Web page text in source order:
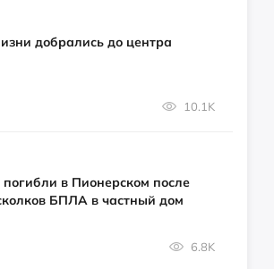
добрались до центра
10.1K
погибли в Пионерском после
БПЛА в частный дом
6.8K